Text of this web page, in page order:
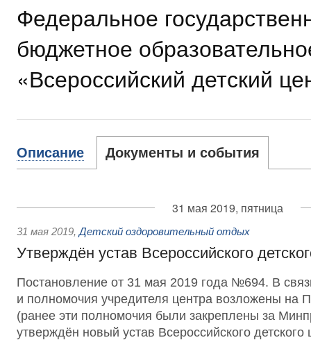
Федеральное
бюджетное
«Всероссийский детский
Описание Документы и события
31 мая 2019, пятница
31 мая 2019, Детский оздоровительный отдых
Утверждён устав Всероссийского
Постановление от 31 мая 2019 года №694. В
и полномочия учредителя центра возложены на
(ранее эти полномочия были закреплены за
утверждён новый устав Всероссийского